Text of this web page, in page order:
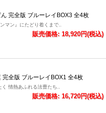
完全版 ブルーレイBOX3 全4枚
マン』にたどり着くまで..
販売価格: 18,920円(税込)
完全版 ブルーレイBOX1 全4枚
情熱あふれる法曹たち..
販売価格: 16,720円(税込)